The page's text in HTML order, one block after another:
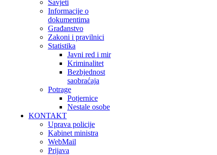
Savjeti
Informacije o
dokumentima
Građanstvo
Zakoni i pravilnici
Statistika
Javni red i mir
Kriminalitet
Bezbjednost
saobraćaja
Potrage
Potjernice
Nestale osobe
KONTAKT
Uprava policije
Kabinet ministra
WebMail
Prijava